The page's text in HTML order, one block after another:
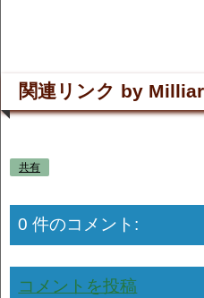
関連リンク by
共有
0 件のコメント:
コメントを投稿